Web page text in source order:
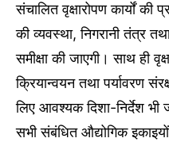
संचालित वृक्षारोपण कार्यों
की व्यवस्था, निगरानी तंत्र
समीक्षा की जाएगी। साथ ही
क्रियान्वयन तथा पर्यावरण
लिए आवश्यक दिशा-निर्देश भी
सभी संबंधित औद्योगिक